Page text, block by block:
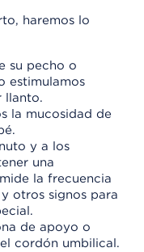
haremos lo
su pecho o
estimulamos
llanto.
la mucosidad de
y a los
una
la frecuencia
otros signos para
de apoyo o
cordón umbilical.